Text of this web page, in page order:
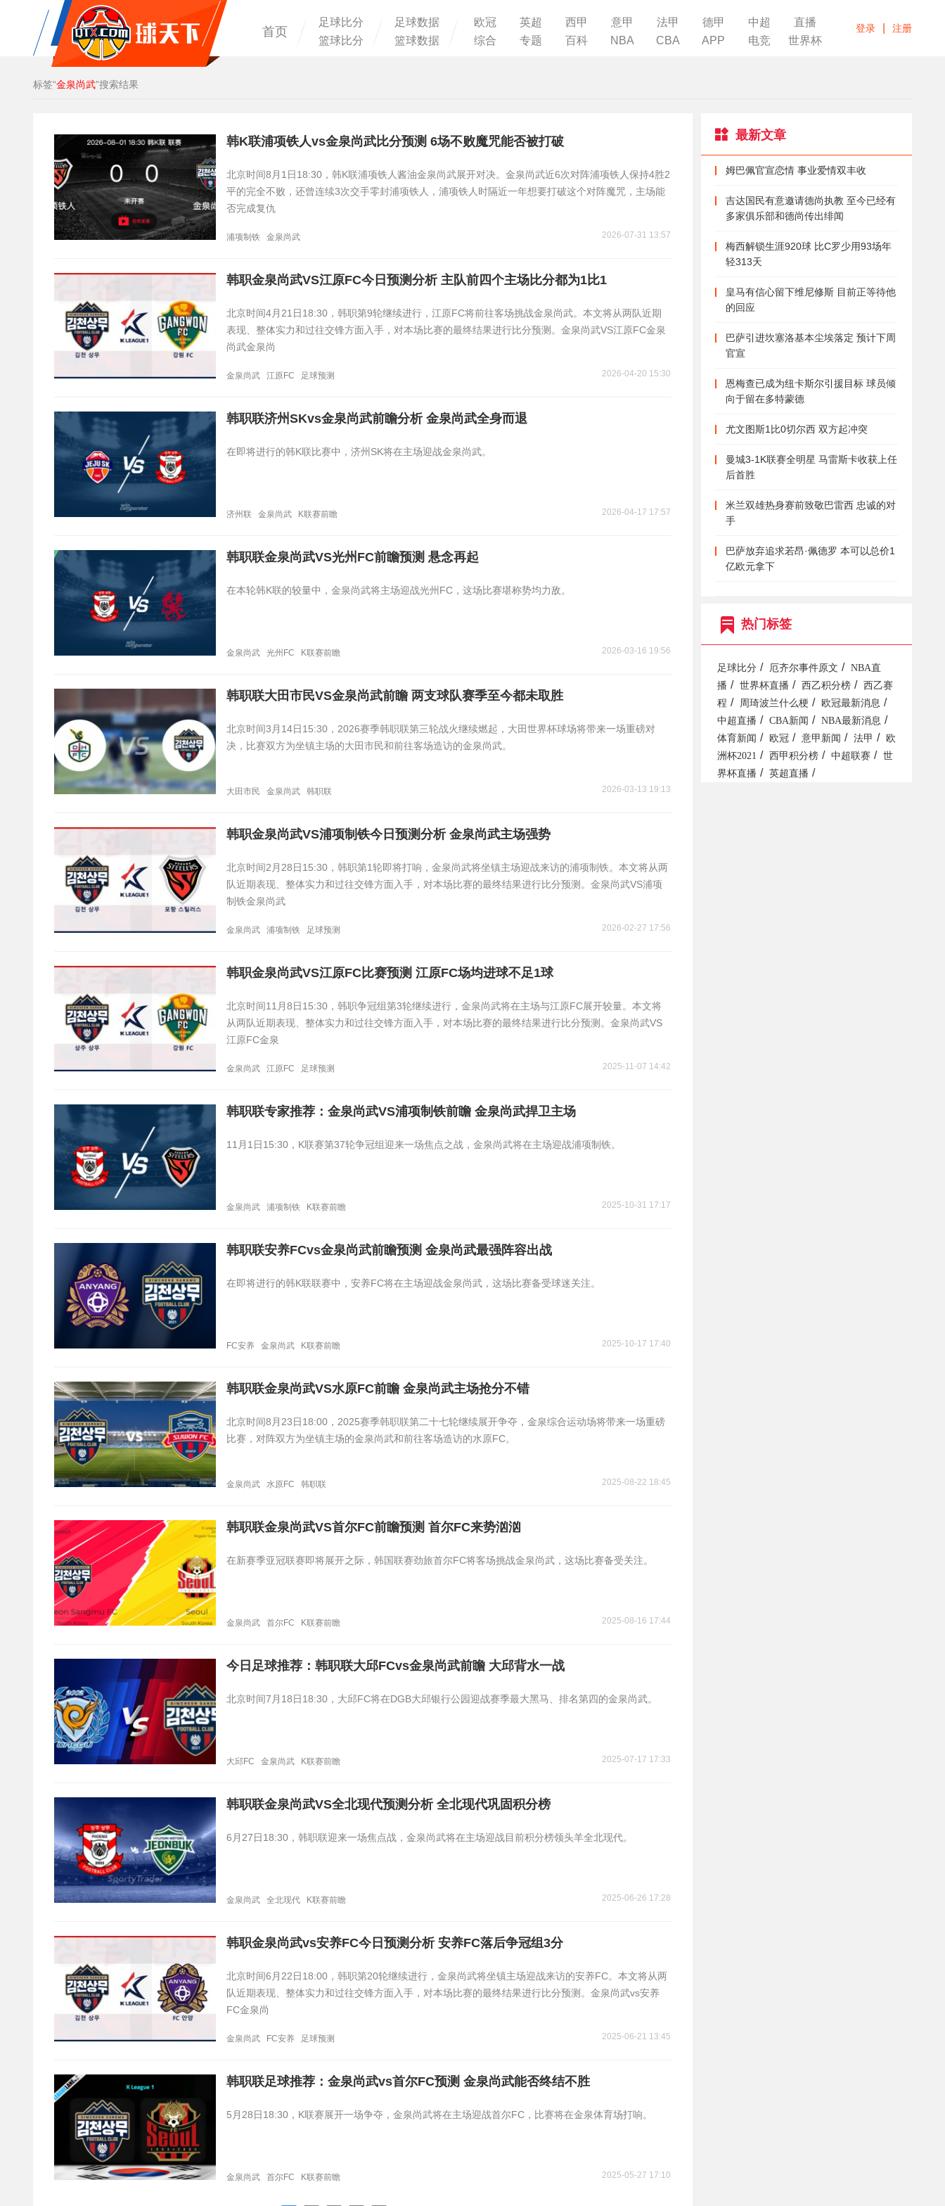
首页
足球比分
篮球比分
足球数据
篮球数据
欧冠 英超 西甲 意甲 法甲 德甲 中超
直播
综合
专题 百科 NBA CBA APP 电竞 世界杯
登录 注册
标签“金泉尚武”搜索结果
韩K联浦项铁人vs金泉尚武比分预测 6场不败魔咒能否被打破
北京时间8月1日18:30，韩K联浦项铁人酱油金泉尚武展开对决。金泉尚武近6次对阵浦项铁人保持4胜2
平的完全不败，还曾连续3次交手零封浦项铁人，浦项铁人时隔近一年想要打破这个对阵魔咒，主场能
否完成复仇
浦项制铁 金泉尚武 2026-07-31 13:57
韩职金泉尚武VS江原FC今日预测分析 主队前四个主场比分都为1比1
北京时间4月21日18:30，韩职第9轮继续进行，江原FC将前往客场挑战金泉尚武。本文将从两队近期
表现、整体实力和过往交锋方面入手，对本场比赛的最终结果进行比分预测。金泉尚武VS江原FC金泉
尚武金泉尚
金泉尚武 江原FC 足球预测 2026-04-20 15:30
韩职联济州SKvs金泉尚武前瞻分析 金泉尚武全身而退
在即将进行的韩K联比赛中，济州SK将在主场迎战金泉尚武。
济州联 金泉尚武 K联赛前瞻 2026-04-17 17:57
韩职联金泉尚武VS光州FC前瞻预测 悬念再起
在本轮韩K联的较量中，金泉尚武将主场迎战光州FC，这场比赛堪称势均力敌。
金泉尚武 光州FC K联赛前瞻 2026-03-16 19:56
韩职联大田市民VS金泉尚武前瞻 两支球队赛季至今都未取胜
北京时间3月14日15:30，2026赛季韩职联第三轮战火继续燃起，大田世界杯球场将带来一场重磅对
决，比赛双方为坐镇主场的大田市民和前往客场造访的金泉尚武。
大田市民 金泉尚武 韩职联 2026-03-13 19:13
韩职金泉尚武VS浦项制铁今日预测分析 金泉尚武主场强势
北京时间2月28日15:30，韩职第1轮即将打响，金泉尚武将坐镇主场迎战来访的浦项制铁。本文将从两
队近期表现、整体实力和过往交锋方面入手，对本场比赛的最终结果进行比分预测。金泉尚武VS浦项
制铁金泉尚武
金泉尚武 浦项制铁 足球预测 2026-02-27 17:56
韩职金泉尚武VS江原FC比赛预测 江原FC场均进球不足1球
北京时间11月8日15:30，韩职争冠组第3轮继续进行，金泉尚武将在主场与江原FC展开较量。本文将
从两队近期表现、整体实力和过往交锋方面入手，对本场比赛的最终结果进行比分预测。金泉尚武VS
江原FC金泉
金泉尚武 江原FC 足球预测 2025-11-07 14:42
韩职联专家推荐：金泉尚武VS浦项制铁前瞻 金泉尚武捍卫主场
11月1日15:30，K联赛第37轮争冠组迎来一场焦点之战，金泉尚武将在主场迎战浦项制铁。
金泉尚武 浦项制铁 K联赛前瞻 2025-10-31 17:17
韩职联安养FCvs金泉尚武前瞻预测 金泉尚武最强阵容出战
在即将进行的韩K联联赛中，安养FC将在主场迎战金泉尚武，这场比赛备受球迷关注。
FC安养 金泉尚武 K联赛前瞻 2025-10-17 17:40
韩职联金泉尚武VS水原FC前瞻 金泉尚武主场抢分不错
​北京时间8月23日18:00，2025赛季韩职联第二十七轮继续展开争夺，金泉综合运动场将带来一场重磅
比赛，对阵双方为坐镇主场的金泉尚武和前往客场造访的水原FC。
金泉尚武 水原FC 韩职联 2025-08-22 18:45
韩职联金泉尚武VS首尔FC前瞻预测 首尔FC来势汹汹
在新赛季亚冠联赛即将展开之际，韩国联赛劲旅首尔FC将客场挑战金泉尚武，这场比赛备受关注。
金泉尚武 首尔FC K联赛前瞻 2025-08-16 17:44
今日足球推荐：韩职联大邱FCvs金泉尚武前瞻 大邱背水一战
北京时间7月18日18:30，大邱FC将在DGB大邱银行公园迎战赛季最大黑马、排名第四的金泉尚武。
大邱FC 金泉尚武 K联赛前瞻 2025-07-17 17:33
韩职联金泉尚武VS全北现代预测分析 全北现代巩固积分榜
6月27日18:30，韩职联迎来一场焦点战，金泉尚武将在主场迎战目前积分榜领头羊全北现代。
金泉尚武 全北现代 K联赛前瞻 2025-06-26 17:28
韩职金泉尚武vs安养FC今日预测分析 安养FC落后争冠组3分
北京时间6月22日18:00，韩职第20轮继续进行，金泉尚武将坐镇主场迎战来访的安养FC。本文将从两
队近期表现、整体实力和过往交锋方面入手，对本场比赛的最终结果进行比分预测。金泉尚武vs安养
FC金泉尚
金泉尚武 FC安养 足球预测 2025-06-21 13:45
韩职联足球推荐：金泉尚武vs首尔FC预测 金泉尚武能否终结不胜
5月28日18:30，K联赛展开一场争夺，金泉尚武将在主场迎战首尔FC，比赛将在金泉体育场打响。
金泉尚武 首尔FC K联赛前瞻 2025-05-27 17:10
最新文章
姆巴佩官宣恋情 事业爱情双丰收
吉达国民有意邀请德尚执教 至今已经有
多家俱乐部和德尚传出绯闻
梅西解锁生涯920球 比C罗少用93场年
轻313天
皇马有信心留下维尼修斯 目前正等待他
的回应
巴萨引进坎塞洛基本尘埃落定 预计下周
官宣
恩梅查已成为纽卡斯尔引援目标 球员倾
向于留在多特蒙德
尤文图斯1比0切尔西 双方起冲突
曼城3-1K联赛全明星 马雷斯卡收获上任
后首胜
米兰双雄热身赛前致敬巴雷西 忠诚的对
手
巴萨放弃追求若昂·佩德罗 本可以总价1
亿欧元拿下
热门标签
足球比分 / 厄齐尔事件原文 /
NBA直
播 / 世界杯直播 / 西乙积分榜 /
西乙赛
程 / 周琦波兰什么梗 / 欧冠最新消息 /
中超直播 / CBA新闻 / NBA最新消息 /
体育新闻 / 欧冠 / 意甲新闻 / 法甲 /
欧
洲杯2021 / 西甲积分榜 / 中超联赛 /
世
界杯直播 / 英超直播 /